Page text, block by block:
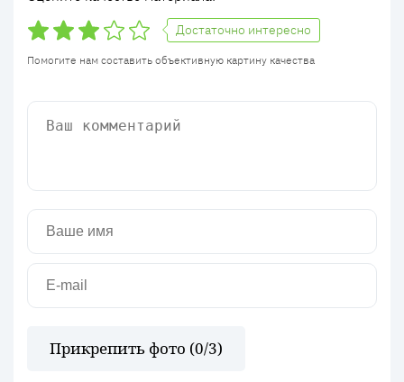
Достаточно интересно
Помогите нам составить объективную картину качества
Прикрепить фото (0/3)